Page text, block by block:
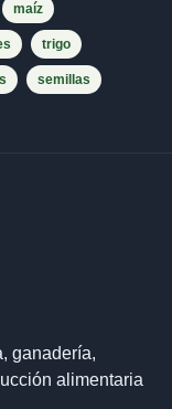
maíz
trigo
semillas
ganadería,
alimentaria